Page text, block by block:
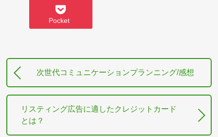
Pocket
次世代コミュニケーションプランニング/感想
リスティング広告に適したクレジットカード
とは？